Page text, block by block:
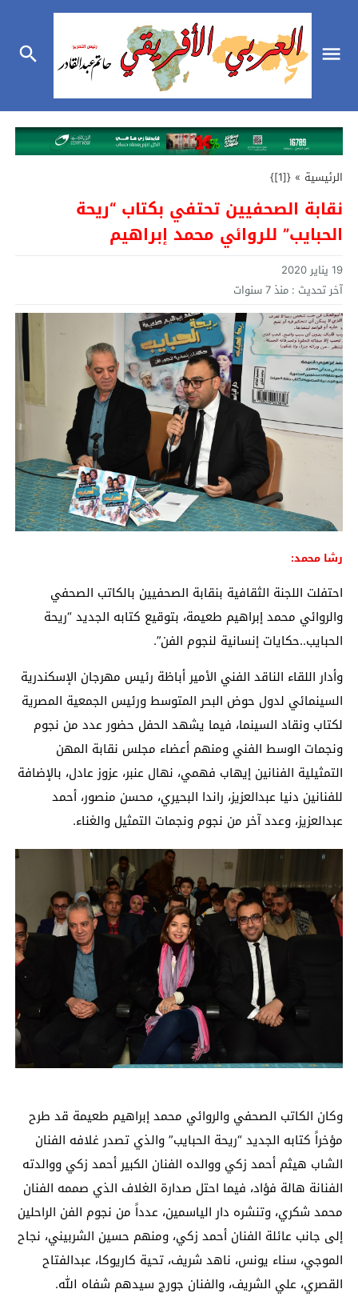
الرئيسية »
{[1]}
نقابة الصحفيين تحتفي بكتاب “ريحة
الحبايب” للروائي محمد إبراهيم
19 يناير 2020
آخر تحديث : منذ 7 سنوات
رشا محمد:
احتفلت اللجنة الثقافية بنقابة الصحفيين بالكاتب الصحفي
والروائي محمد إبراهيم طعيمة، بتوقيع كتابه الجديد “ريحة
الحبايب..حكايات إنسانية لنجوم الفن”.
وأدار اللقاء الناقد الفني الأمير أباظة رئيس مهرجان الإسكندرية
السينمائي لدول حوض البحر المتوسط ورئيس الجمعية المصرية
لكتاب ونقاد السينما، فيما يشهد الحفل حضور عدد من نجوم
ونجمات الوسط الفني ومنهم أعضاء مجلس نقابة المهن
التمثيلية الفنانين إيهاب فهمي، نهال عنبر، عزوز عادل، بالإضافة
للفنانين دنيا عبدالعزيز، راندا البحيري، محسن منصور، أحمد
عبدالعزيز، وعدد آخر من نجوم ونجمات التمثيل والغناء.
وكان الكاتب الصحفي والروائي محمد إبراهيم طعيمة قد طرح
مؤخراً كتابه الجديد “ريحة الحبايب” والذي تصدر غلافه الفنان
الشاب هيثم أحمد زكي ووالده الفنان الكبير أحمد زكي ووالدته
الفنانة هالة فؤاد، فيما احتل صدارة الغلاف الذي صممه الفنان
محمد شكري، وتنشره دار الياسمين، عدداً من نجوم الفن الراحلين
إلى جانب عائلة الفنان أحمد زكي، ومنهم حسين الشربيني، نجاح
الموجي، سناء يونس، ناهد شريف، تحية كاريوكا، عبدالفتاح
القصري، علي الشريف، والفنان جورج سيدهم شفاه الله.